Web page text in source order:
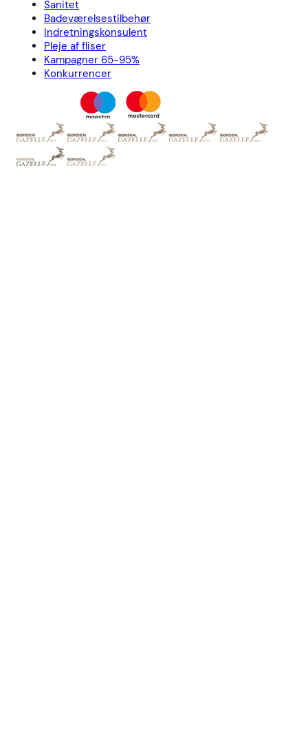
Sanitet
Badeværelsestilbehør
Indretningskonsulent
Pleje af fliser
Kampagner 65-95%
Konkurrencer